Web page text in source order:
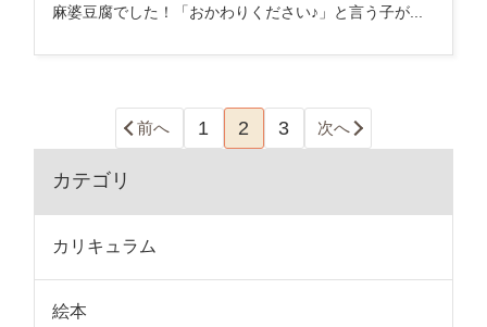
麻婆豆腐でした！「おかわりください♪」と言う子が...
前へ 1 2 3 次へ
カテゴリ
カリキュラム
絵本